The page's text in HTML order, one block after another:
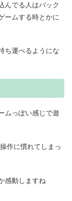
んでる人はバック
ームする時とかに
ち運べるようにな
ムっぽい感じで遊
作に慣れてしまっ
感動しますね